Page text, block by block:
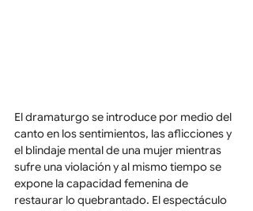
El dramaturgo se introduce por medio del
canto en los sentimientos, las aflicciones y
el blindaje mental de una mujer mientras
sufre una violación y al mismo tiempo se
expone la capacidad femenina de
restaurar lo quebrantado. El espectáculo